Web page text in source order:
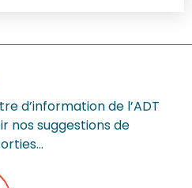
d’information de l’ADT
nos suggestions de